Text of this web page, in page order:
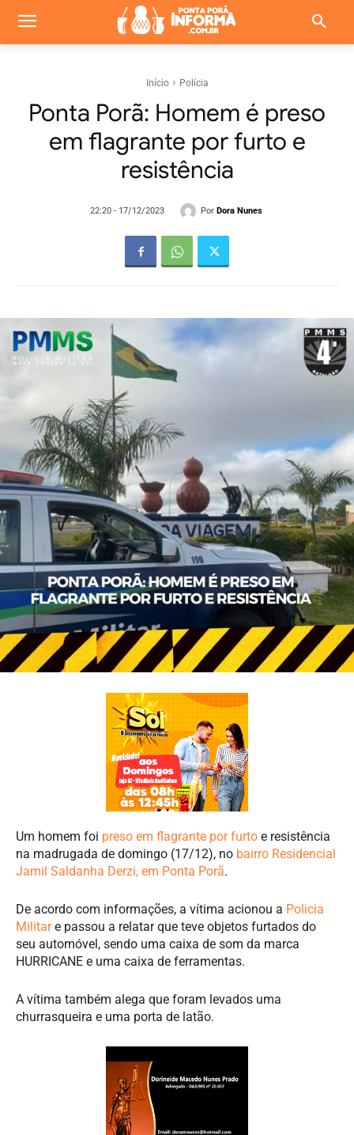
Início Polícia
Ponta Porã: Homem é preso
em flagrante por furto e
resistência
22:20 - 17/12/2023 Por Dora Nunes
Um homem foi preso em flagrante por furto e resistência
na madrugada de domingo (17/12), no bairro Residencial
Jamil Saldanha Derzi, em Ponta Porã.
De acordo com informações, a vítima acionou a Policia
Militare passou a relatar que teve objetos furtados do
seu automóvel, sendo uma caixa de som da marca
HURRICANE e uma caixa de ferramentas.
A vítima também alega que foram levados uma
churrasqueira e uma porta de latão.